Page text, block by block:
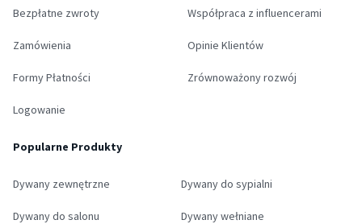
Bezpłatne zwroty
Zamówienia
Formy Płatności
Logowanie
Współpraca z influencerami
Opinie Klientów
Zrównoważony rozwój
Popularne Produkty
Dywany zewnętrzne Dywany do sypialni
Dywany do salonu Dywany wełniane